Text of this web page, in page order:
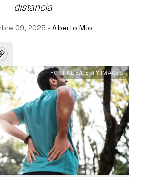
distancia
09, 2025 • Alberto Milo
Copy
FG TRADE/GETTY IMAGES